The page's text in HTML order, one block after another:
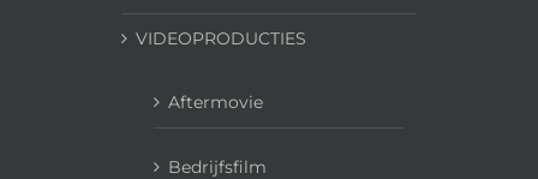
VIDEOPRODUCTIES
Aftermovie
Bedrijfsfilm